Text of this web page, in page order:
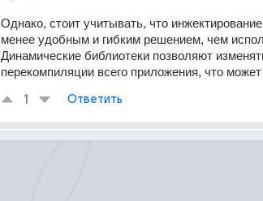
Однако, стоит учитывать, что
менее удобным и гибким решением, чем
Динамические библиотеки позволяют
перекомпиляции всего приложения, что
1 Ответить